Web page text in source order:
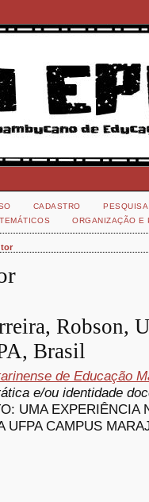
CADASTRO
PESQUISA
ORGANIZAÇÃO E
Robson,
Brasil
de Educação
e/ou identidade
UMA EXPERIÊNCIA
UFPA CAMPUS